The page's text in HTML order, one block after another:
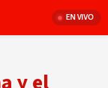
EN VIVO